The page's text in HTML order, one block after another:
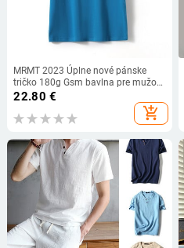
MRMT 2023 Úplne nové pánske
tričko 180g Gsm bavlna pre mužov
Jednofarebné pánske tričko s
okrúhlym výstrihom a krátkym
rukávom s priliehavým golierom
22.80 €
add_shopping_cart